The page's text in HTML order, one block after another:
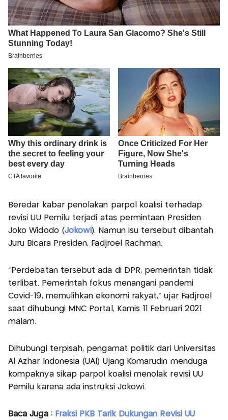
Beredar kabar penolakan parpol koalisi terhadap
revisi UU Pemilu terjadi atas permintaan Presiden
Joko Widodo (Jokowi). Namun isu tersebut dibantah
Juru Bicara Presiden, Fadjroel Rachman.
"Perdebatan tersebut ada di DPR, pemerintah tidak
terlibat. Pemerintah fokus menangani pandemi
Covid-19, memulihkan ekonomi rakyat," ujar Fadjroel
saat dihubungi MNC Portal, Kamis 11 Februari 2021
malam.
Dihubungi terpisah, pengamat politik dari Universitas
Al Azhar Indonesia (UAI) Ujang Komarudin menduga
kompaknya sikap parpol koalisi menolak revisi UU
Pemilu karena ada instruksi Jokowi.
Baca Juga : Fraksi PKB Tarik Dukungan Revisi UU